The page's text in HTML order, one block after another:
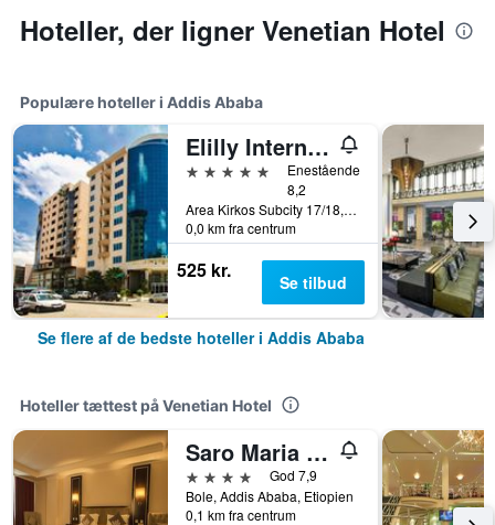
Hoteller, der ligner Venetian Hotel
Populære hoteller i Addis Ababa
Elilly International Hotel
5 stjerner
Enestående
8,2
Area Kirkos Subcity 17/18, Addis Ababa, Etiopien
0,0 km fra centrum
525 kr. Se tilbud
Se flere af de bedste hoteller i Addis Ababa
Hoteller tættest på Venetian Hotel
Saro Maria Hotel
4 stjerner
God 7,9
Bole, Addis Ababa, Etiopien
0,1 km fra centrum